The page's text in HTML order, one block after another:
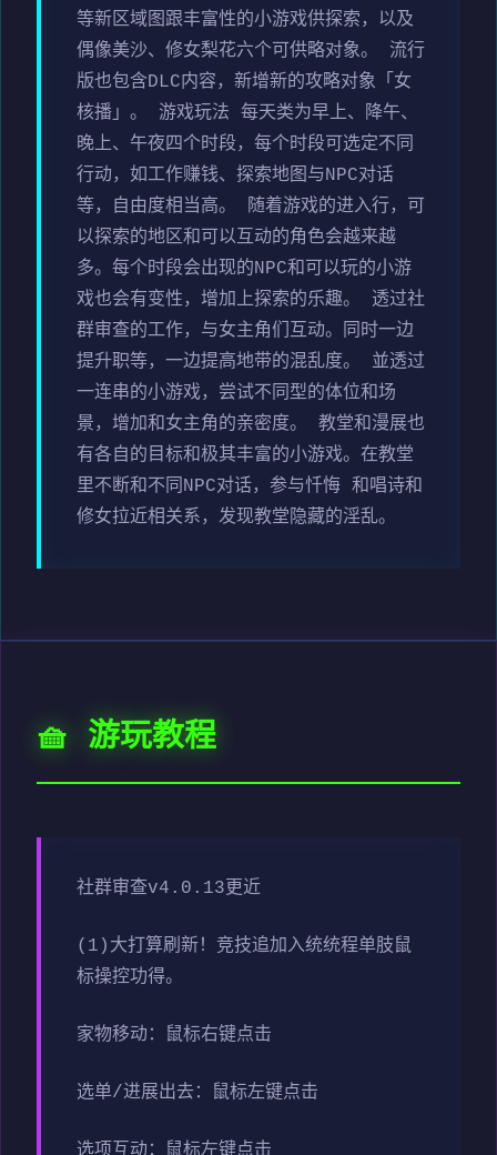
等新区域图跟丰富性的小游戏供探索，以及
偶像美沙、修女梨花六个可供略对象。 流行
版也包含DLC内容，新增新的攻略对象「女
核播」。 游戏玩法 每天类为早上、降午、
晚上、午夜四个时段，每个时段可选定不同
行动，如工作赚钱、探索地图与NPC对话
等，自由度相当高。 随着游戏的进入行，可
以探索的地区和可以互动的角色会越来越
多。每个时段会出现的NPC和可以玩的小游
戏也会有变性，增加上探索的乐趣。 透过社
群审查的工作，与女主角们互动。同时一边
提升职等，一边提高地带的混乱度。 並透过
一连串的小游戏，尝试不同型的体位和场
景，增加和女主角的亲密度。 教堂和漫展也
有各自的目标和极其丰富的小游戏。在教堂
里不断和不同NPC对话，参与忏悔 和唱诗和
修女拉近相关系，发现教堂隐藏的淫乱。
🧺 游玩教程
社群审查v4.0.13更近
(1)大打算刷新！竞技追加入统统程单肢鼠
标操控功得。
家物移动：鼠标右键点击
选单/进展出去：鼠标左键点击
选项互动：鼠标左键点击